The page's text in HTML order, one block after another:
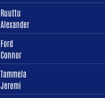
Ruuttu
Alexander
Ford
Connor
Tammela
Jeremi